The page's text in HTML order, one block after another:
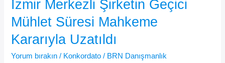
Konkordato
Süreci
Sonuçlandı
İzmir Merkezli Şirketin Geçici
Mühlet Süresi Mahkeme
Kararıyla Uzatıldı
Yorum bırakın / Konkordato / BRN Danışmanlık